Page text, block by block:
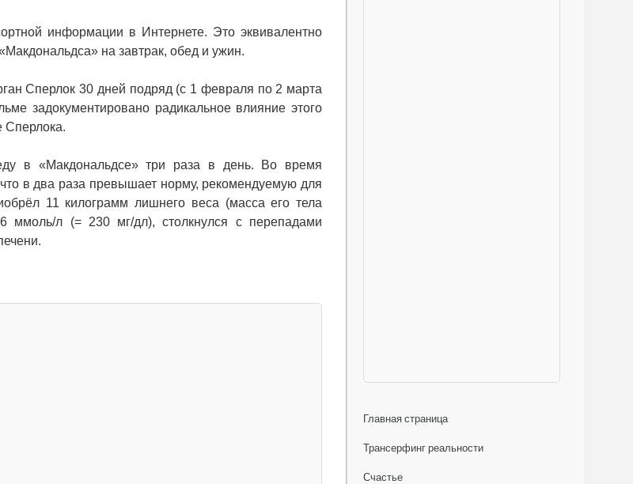
информации в Интернете. Это эквивалентно
на завтрак, обед и ужин.
Сперлок 30 дней подряд (с 1 февраля по 2 марта
задокументировано радикальное влияние этого
Сперлока.
в «Макдональдсе» три раза в день. Во время
в два раза превышает норму, рекомендуемую для
11 килограмм лишнего веса (масса его тела
ммоль/л (= 230 мг/дл), столкнулся с перепадами
Главная страница
Трансерфинг реальности
Счастье